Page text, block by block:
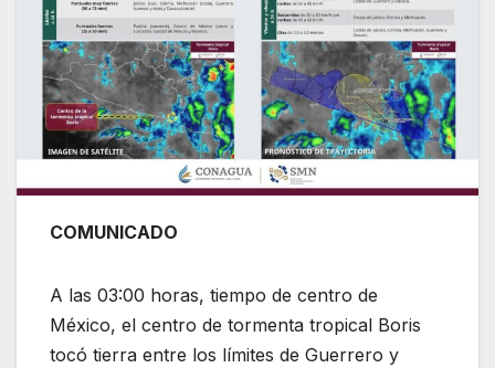
COMUNICADO
A las 03:00 horas, tiempo de centro de
México, el centro de tormenta tropical Boris
tocó tierra entre los límites de Guerrero y